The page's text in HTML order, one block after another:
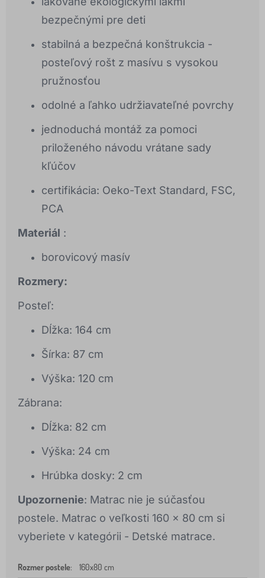
bezpečnými pre deti
stabilná a bezpečná konštrukcia -
posteľový rošt z masívu s vysokou
pružnosťou
odolné a ľahko udržiavateľné povrchy
jednoduchá montáž za pomoci
priloženého návodu vrátane sady
kľúčov
certifikácia: Oeko-Text Standard, FSC,
PCA
Materiál :
borovicový masív
Rozmery:
Posteľ:
Dĺžka: 164 cm
Šírka: 87 cm
Výška: 120 cm
Zábrana:
Dĺžka: 82 cm
Výška: 24 cm
Hrúbka dosky: 2 cm
Upozornenie: Matrac nie je súčasťou
postele. Matrac o veľkosti 160 x 80 cm si
vyberiete v kategórii - Detské matrace.
Rozmer postele: 160x80 cm